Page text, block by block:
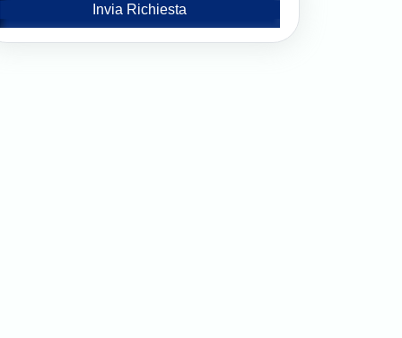
Invia Richiesta